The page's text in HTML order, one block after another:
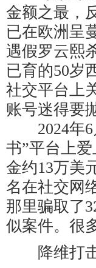
金额之最，
已在欧洲呈
遇假罗云熙
已育的50岁
社交平台上
账号迷得要
2024年6
书”平台上
金约13万美
名在社交网
那里骗取了
似案件。很
降维打